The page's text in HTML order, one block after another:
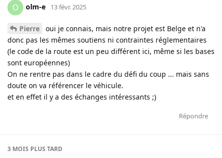
O olm-e 13 févr. 2025
Pierre
oui je connais, mais notre projet est Belge et n'a
donc pas les mêmes soutiens ni contraintes réglementaires
(le code de la route est un peu différent ici, même si les bases
sont européennes)
On ne rentre pas dans le cadre du défi du coup ... mais sans
doute on va référencer le véhicule.
et en effet il y a des échanges intéressants ;)
Répondre
3 MOIS PLUS TARD